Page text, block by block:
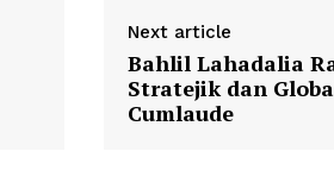
Next article
Bahlil Lahadalia
Stratejik dan
Cumlaude